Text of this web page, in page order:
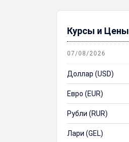
Курсы и Цены
07/08/2026
Доллар (USD)
Евро (EUR)
Рубли (RUR)
Лари (GEL)